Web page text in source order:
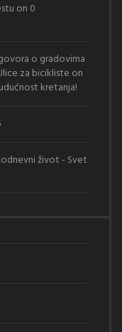
on 0
o gradovima
za bicikliste on
kretanja!
život - Svet